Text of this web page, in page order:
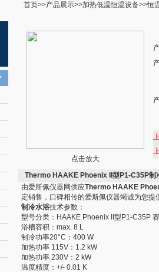
首页>>产品展示>>加热低温恒温设备>>恒
点击放大
Thermo HAAKE Phoenix II型P1-C35P制
由爱斯佩仪器网供应Thermo HAAKE
定销售，口碑相传的爱斯佩仪器竭诚为您提
制冷水浴技术参数：
型号分类：HAAKE Phoenix II型P1-C35P
浴槽容积：max. 8 L
制冷功率20°C：400 W
加热功率 115V：1.2 kW
加热功率 230V：2 kW
温度精度：+/- 0.01 K